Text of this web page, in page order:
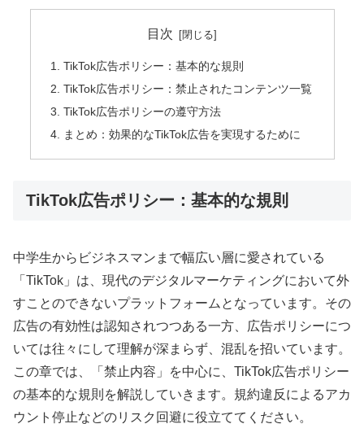
目次
TikTok広告ポリシー：基本的な規則
TikTok広告ポリシー：禁止されたコンテンツ一覧
TikTok広告ポリシーの遵守方法
まとめ：効果的なTikTok広告を実現するために
TikTok広告ポリシー：基本的な規則
中学生からビジネスマンまで幅広い層に愛されている
「TikTok」は、現代のデジタルマーケティングにおいて外
すことのできないプラットフォームとなっています。その
広告の有効性は認知されつつある一方、広告ポリシーにつ
いては往々にして理解が深まらず、混乱を招いています。
この章では、「禁止内容」を中心に、TikTok広告ポリシー
の基本的な規則を解説していきます。規約違反によるアカ
ウント停止などのリスク回避に役立ててください。